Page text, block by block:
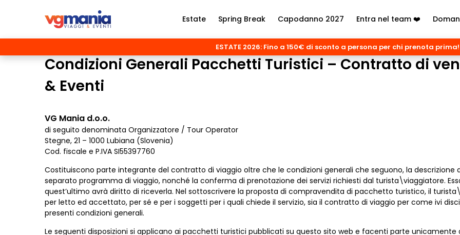
Estate Spring Break Capodanno 2027 Entra nel team ❤️
ESTATE 2026: Fino a 150€ di sconto a persona per chi prenota prima!
Condizioni Generali Pacchetti Turistici – Contratto di
& Eventi
VG Mania d.o.o.
di seguito denominata Organizzatore / Tour Operator
Stegne, 21 – 1000 Lubiana (Slovenia)
Cod. fiscale e P.IVA SI55397760
Costituiscono parte integrante del contratto di viaggio oltre che le condizioni generali che seguono, la
separato programma di viaggio, nonché la conferma di prenotazione dei servizi richiesti dal turista\viaggiatore.
quest’ultimo avrà diritto di riceverla. Nel sottoscrivere la proposta di compravendita di pacchetto turistico, il
per letto ed accettato, per sé e per i soggetti per i quali chiede il servizio, sia il contratto di viaggio per come ivi
presenti condizioni generali.
Le seguenti disposizioni si applicano ai pacchetti turistici pubblicati su questo sito web e facenti parte unicamente